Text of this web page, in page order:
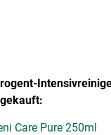
Care Pure 250ml